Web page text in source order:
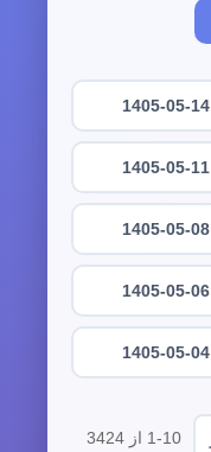
1405-05-14
1405-05-11
1405-05-08
1405-05-06
1405-05-04
1-10 از 3424